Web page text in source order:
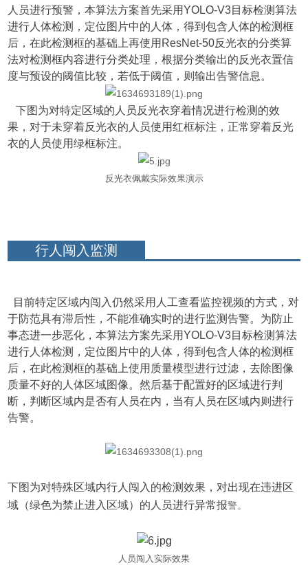
人员进行预警，本算法方案首先采用YOLO-V3目标检测算法
进行人体检测，定位图片中的人体，得到包含人体的检测框
后，在此检测框的基础上再使用ResNet-50反光衣的分类算
法对检测框内容进行分类处理，根据分类输出的反光衣置信
度与预设的阈值比较，若低于阈值，则输出告警信息。
下图为对特定区域的人员反光衣穿着情况进行检测的效
果，对于未穿着反光衣的人员使用红框标注，正常穿着反光
衣的人员使用绿框标注。
反光衣佩戴实际效果演示
行人闯入监测
目前特定区域内闯入仍然采用人工查看监控视频的方式，对
于防范具有滞后性，不能准确实时的进行监测告警。为防止
事态进一步恶化，本算法方案先采用YOLO-V3目标检测算法
进行人体检测，定位图片中的人体，得到包含人体的检测框
后 ，在此检测框的基础上使用质量模型进行过滤，去除图像
质量不好的人体区域图像。然后基于配置好的区域进行判
断，判断区域内是否有人员在内，当有人员在区域内则进行
告警。
下图为对特殊区域内行人闯入的检测效果，对出现在违进区
域（绿色为禁止进入区域）的人员进行异常报警。
人员闯入实际效果